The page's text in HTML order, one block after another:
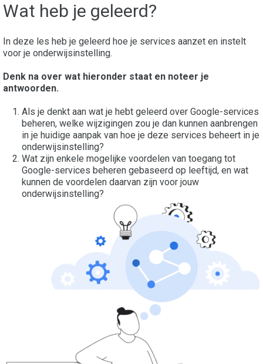
Wat heb je geleerd?
In deze les heb je geleerd hoe je services aanzet en instelt
voor je onderwijsinstelling.
Denk na over wat hieronder staat en noteer je
antwoorden.
Als je denkt aan wat je hebt geleerd over Google-services
beheren, welke wijzigingen zou je dan kunnen aanbrengen
in je huidige aanpak van hoe je deze services beheert in je
onderwijsinstelling?
Wat zijn enkele mogelijke voordelen van toegang tot
Google-services beheren gebaseerd op leeftijd, en wat
kunnen de voordelen daarvan zijn voor jouw
onderwijsinstelling?